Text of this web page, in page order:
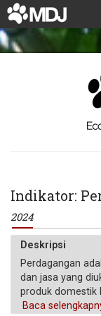
Indikator:
2024
Deskripsi
Perdagangan
dan jasa yang
produk domestik
Satuan
Baca